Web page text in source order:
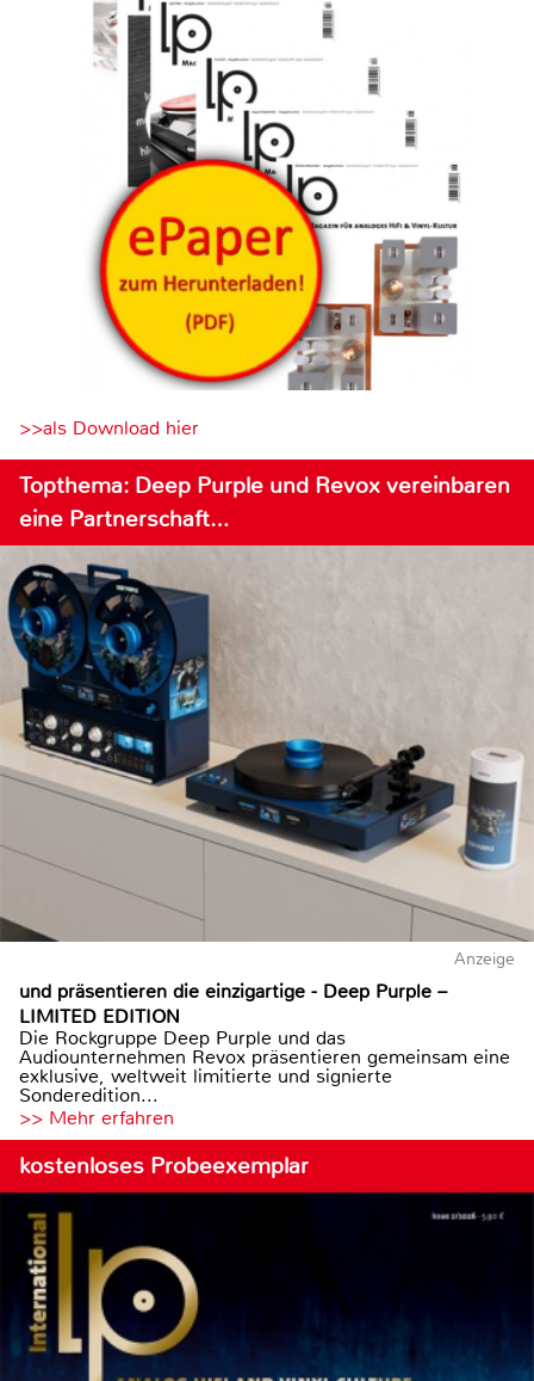
>>als Download hier
Topthema: Deep Purple und Revox vereinbaren
eine Partnerschaft…
Anzeige
und präsentieren die einzigartige - Deep Purple –
LIMITED EDITION
Die Rockgruppe Deep Purple und das
Audiounternehmen Revox präsentieren gemeinsam eine
exklusive, weltweit limitierte und signierte
Sonderedition...
>> Mehr erfahren
kostenloses Probeexemplar